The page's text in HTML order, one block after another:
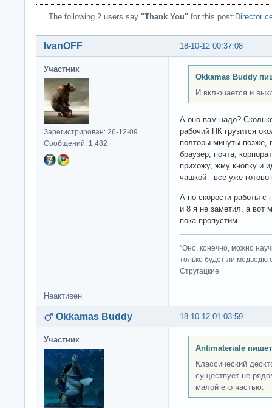
The following 2 users say "Thank You" for this post: Director
18-10-12 00:37:08
IvanOFF
Участник
Зарегистрирован: 26-12-09
Сообщений: 1,482
Okkamas Buddy
И включается и
А оно вам надо?
рабочий ПК грузится
полторы минуты позже,
браузер, почта,
прихожу, жму кнопку и
чашкой - все уже готово
А по скорости работы
и 8 я не заметил, а вот
пока пропустим.
"Оно, конечно, можно
только будет ли медведю
Стругацкие
Неактивен
18-10-12 01:03:59
Okkamas Buddy
Участник
Antimateriale
Классический
существует не
малой его частью.